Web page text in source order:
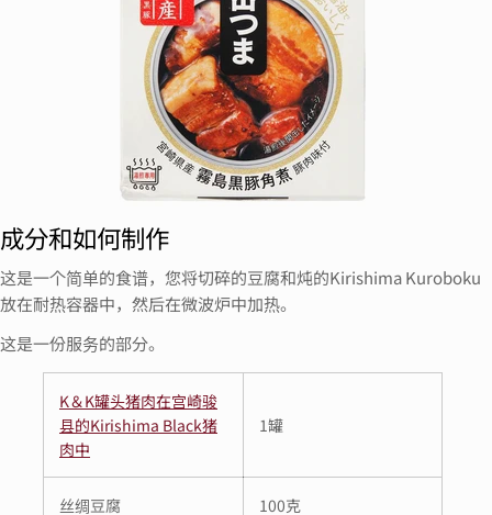
成分和如何制作
这是一个简单的食谱，您将切碎的豆腐和炖的Kirishima Kuroboku
放在耐热容器中，然后在微波炉中加热。
这是一份服务的部分。
K＆K罐头猪肉在宫崎骏
县的Kirishima Black猪
肉中
1罐
丝绸豆腐 100克